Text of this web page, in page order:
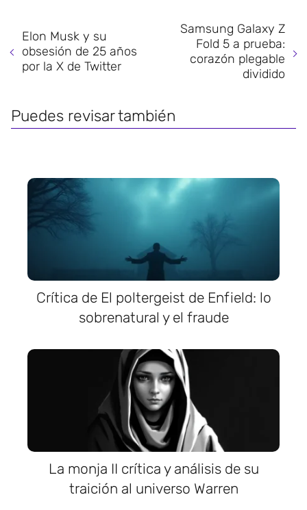
Elon Musk y su
obsesión de 25 años
por la X de Twitter
Samsung Galaxy Z
Fold 5 a prueba:
corazón plegable
dividido
Puedes revisar también
Crítica de El poltergeist de Enfield: lo
sobrenatural y el fraude
La monja II crítica y análisis de su
traición al universo Warren